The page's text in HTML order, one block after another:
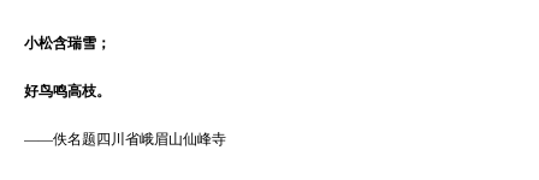
小松含瑞雪；
好鸟鸣高枝。
——佚名题四川省峨眉山仙峰寺